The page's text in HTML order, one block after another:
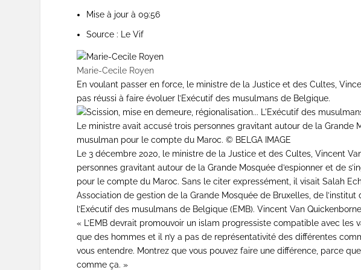
Mise à jour à 09:56
Source : Le Vif
Marie-Cecile Royen
En voulant passer en force, le ministre de la Justice et des Cultes,
pas réussi à faire évoluer l’Exécutif des musulmans de Belgique.
Le ministre avait accusé trois personnes gravitant autour de la Grande
musulman pour le compte du Maroc. © BELGA IMAGE
Le 3 décembre 2020, le ministre de la Justice et des Cultes, Vincent
personnes gravitant autour de la Grande Mosquée d’espionner et de
pour le compte du Maroc. Sans le citer expressément, il visait Salah
Association de gestion de la Grande Mosquée de Bruxelles, de
l’Exécutif des musulmans de Belgique (EMB). Vincent Van
« L’EMB devrait promouvoir un islam progressiste compatible avec les
que des hommes et il n’y a pas de représentativité des différentes
vous entendre. Montrez que vous pouvez faire une différence, parce
comme ça. »